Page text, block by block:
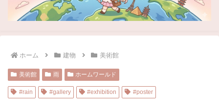
ホーム 建物 美術館
美術館 雨 ホームワールド
#rain #gallery #exhibition #poster